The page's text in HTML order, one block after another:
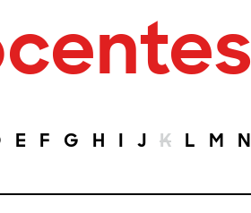
E F G H I J K L M N